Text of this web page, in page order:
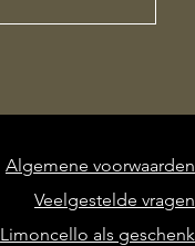
Algemene voorwaarden
Veelgestelde vragen
Limoncello als geschenk